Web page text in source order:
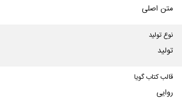
متن اصلی
نوع تولید
تولید
قالب کتاب گویا
روایی